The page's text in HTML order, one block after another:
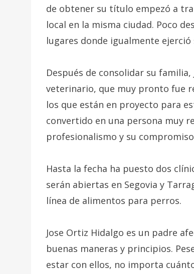
de obtener su título empezó a
local en la misma ciudad. Poco
lugares donde igualmente
Después de consolidar su
veterinario, que muy pronto fue
los que están en proyecto para
convertido en una persona muy
profesionalismo y su
Hasta la fecha ha puesto dos
serán abiertas en Segovia y
línea de alimentos para perros.
Jose Ortiz Hidalgo es un padre
buenas maneras y principios.
estar con ellos, no importa